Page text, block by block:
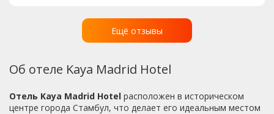
закреплена, вода еле горячая. У отеля есть свой сайт,
там на фото все красиво, но по факту это
кошмар.....Туристов в отеле нет, одни только лица
было холодно, после нескольких замечаний включили
отопление.Мы рекомендовали своему туроператору
Ещё отзывы
Об отеле Kaya Madrid Hotel
Отель Kaya Madrid Hotel расположен в историческом
центре города Стамбул, что делает его идеальным местом